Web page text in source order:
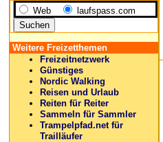
Web laufspass.com
Weitere Freizetthemen
Freizeitnetzwerk
Günstiges
Nordic Walking
Reisen und Urlaub
Reiten für Reiter
Sammeln für Sammler
Trampelpfad.net für
Trailläufer